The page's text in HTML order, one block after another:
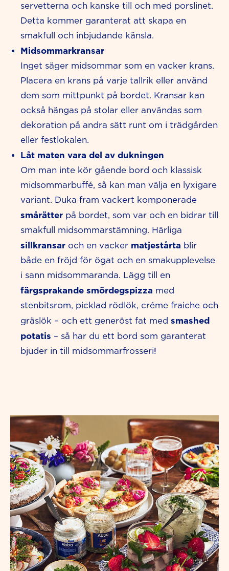
servetterna och kanske till och med porslinet.
Detta kommer garanterat att skapa en
smakfull och inbjudande känsla.
Midsommarkransar
Inget säger midsommar som en vacker krans.
Placera en krans på varje tallrik eller använd
dem som mittpunkt på bordet. Kransar kan
också hängas på stolar eller användas som
dekoration på andra sätt runt om i trädgården
eller festlokalen.
Låt maten vara del av dukningen
Om man inte kör gående bord och klassisk
midsommarbuffé, så kan man välja en lyxigare
variant. Duka fram vackert komponerade
smårätter på bordet, som var och en bidrar till
smakfull midsommarstämning. Härliga
sillkransar och en vacker matjestårta blir
både en fröjd för ögat och en smakupplevelse
i sann midsommaranda. Lägg till en
färgsprakande smördegspizza med
stenbitsrom, picklad rödlök, créme fraiche och
gräslök – och ett generöst fat med smashed
potatis – så har du ett bord som garanterat
bjuder in till midsommarfrosseri!